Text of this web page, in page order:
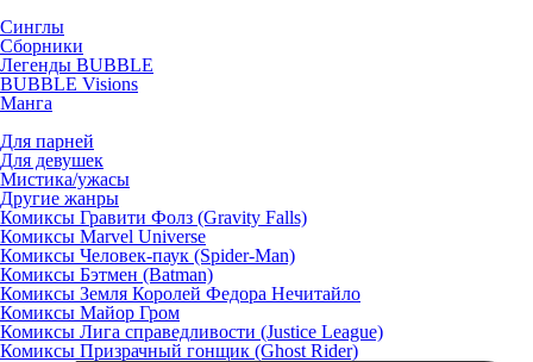
Синглы
Сборники
Легенды BUBBLE
BUBBLE Visions
Манга
Для парней
Для девушек
Мистика/ужасы
Другие жанры
Комиксы Гравити Фолз (Gravity Falls)
Комиксы Marvel Universe
Комиксы Человек-паук (Spider-Man)
Комиксы Бэтмен (Batman)
Комиксы Земля Королей Федора Нечитайло
Комиксы Майор Гром
Комиксы Лига справедливости (Justice League)
Комиксы Призрачный гонщик (Ghost Rider)